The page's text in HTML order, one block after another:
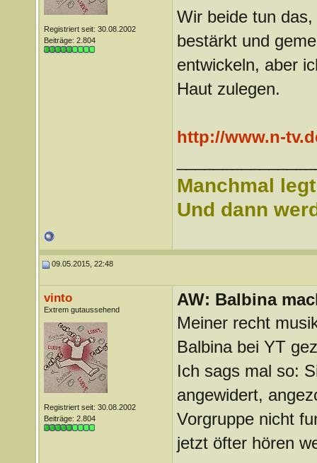
Registriert seit: 30.08.2002
Beiträge: 2.804
Wir beide tun
bestärkt und
entwickeln, aber
Haut zulegen.
http://www.n-
Manchmal
Und dann
09.05.2015, 22:48
vinto
Extrem gutaussehend
Registriert seit: 30.08.2002
Beiträge: 2.804
AW: Balbina
Meiner recht
Balbina bei YT
Ich sags mal so:
angewidert,
Vorgruppe nicht
jetzt öfter hören